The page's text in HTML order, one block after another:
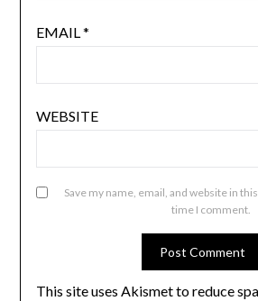
EMAIL*
WEBSITE
Save my name, email, and website in
time I comment.
This site uses Akismet to reduce